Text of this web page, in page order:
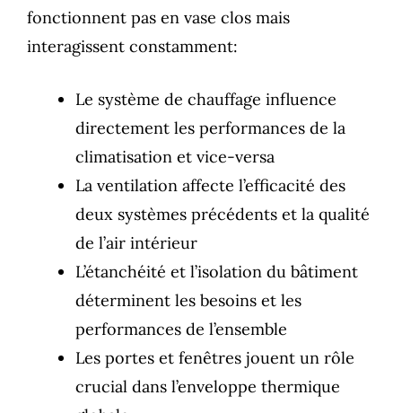
fonctionnent pas en vase clos mais
interagissent constamment:
Le système de chauffage influence
directement les performances de la
climatisation et vice-versa
La ventilation affecte l’efficacité des
deux systèmes précédents et la qualité
de l’air intérieur
L’étanchéité et l’isolation du bâtiment
déterminent les besoins et les
performances de l’ensemble
Les portes et fenêtres jouent un rôle
crucial dans l’enveloppe thermique